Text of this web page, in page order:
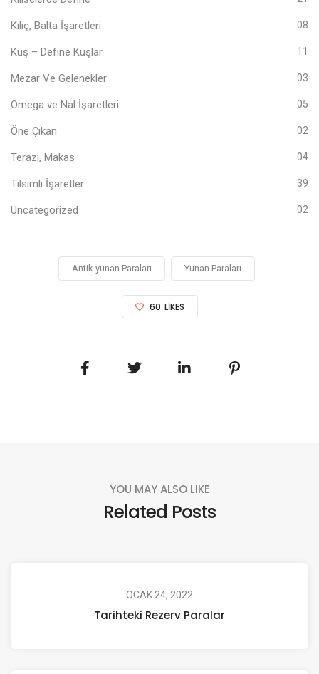
Kılıç, Balta İşaretleri 08
Kuş – Define Kuşlar 11
Mezar Ve Gelenekler 03
Omega ve Nal İşaretleri 05
Öne Çıkan 02
Terazi, Makas 04
Tılsımlı İşaretler 39
Uncategorized 02
Antik yunan Paraları Yunan Paraları
60 LIKES
YOU MAY ALSO LIKE
Related Posts
OCAK 24, 2022
Tarihteki Rezerv Paralar